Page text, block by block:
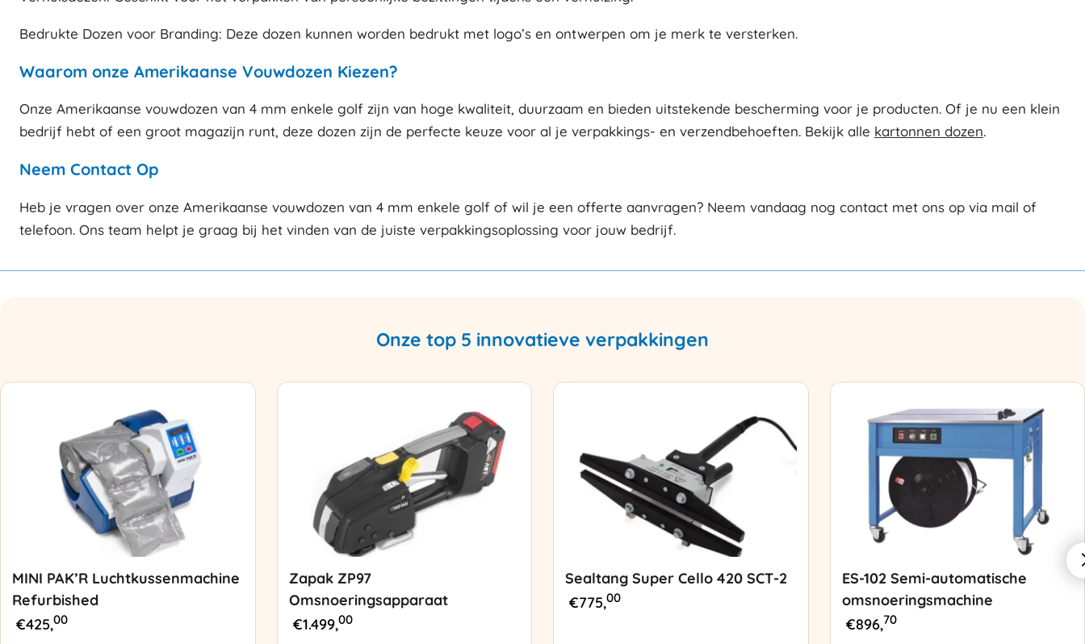
Bedrukte Dozen voor Branding: Deze dozen kunnen worden bedrukt met logo’s en ontwerpen om je merk te versterken.
Waarom onze Amerikaanse Vouwdozen Kiezen?
Onze Amerikaanse vouwdozen van 4 mm enkele golf zijn van hoge kwaliteit, duurzaam en bieden uitstekende bescherming voor je producten. Of je nu een klein
bedrijf hebt of een groot magazijn runt, deze dozen zijn de perfecte keuze voor al je verpakkings- en verzendbehoeften. Bekijk alle kartonnen dozen.
Neem Contact Op
Heb je vragen over onze Amerikaanse vouwdozen van 4 mm enkele golf of wil je een offerte aanvragen? Neem vandaag nog contact met ons op via mail of
telefoon. Ons team helpt je graag bij het vinden van de juiste verpakkingsoplossing voor jouw bedrijf.
Onze top 5 innovatieve verpakkingen
MINI PAK’R Luchtkussenmachine
Refurbished
€425,00
Zapak ZP97
Omsnoeringsapparaat
€1.499,00
Sealtang Super Cello 420 SCT-2
€775,00
ES-102 Semi-automatische
omsnoeringsmachine
€896,70